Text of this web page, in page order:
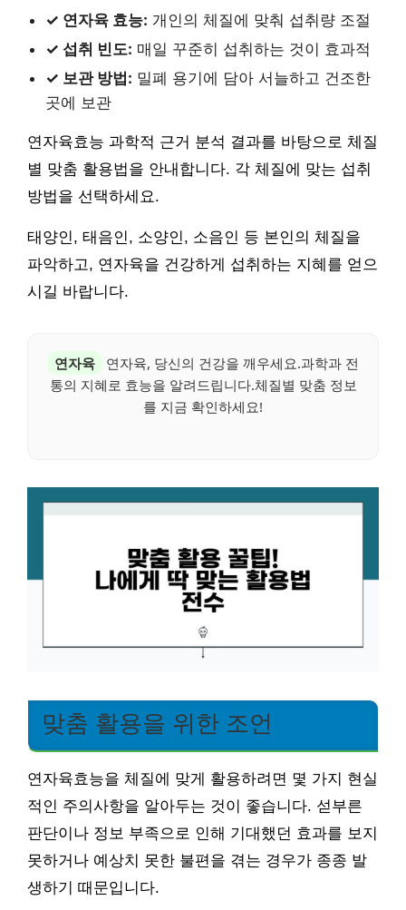
✓ 연자육 효능: 개인의 체질에 맞춰 섭취량 조절
✓ 섭취 빈도: 매일 꾸준히 섭취하는 것이 효과적
✓ 보관 방법: 밀폐 용기에 담아 서늘하고 건조한
곳에 보관
연자육효능 과학적 근거 분석 결과를 바탕으로 체질
별 맞춤 활용법을 안내합니다. 각 체질에 맞는 섭취
방법을 선택하세요.
태양인, 태음인, 소양인, 소음인 등 본인의 체질을
파악하고, 연자육을 건강하게 섭취하는 지혜를 얻으
시길 바랍니다.
연자육
연자육, 당신의 건강을 깨우세요.과학과 전
통의 지혜로 효능을 알려드립니다.체질별 맞춤 정보
를 지금 확인하세요!
맞춤 활용을 위한 조언
연자육효능을 체질에 맞게 활용하려면 몇 가지 현실
적인 주의사항을 알아두는 것이 좋습니다. 섣부른
판단이나 정보 부족으로 인해 기대했던 효과를 보지
못하거나 예상치 못한 불편을 겪는 경우가 종종 발
생하기 때문입니다.